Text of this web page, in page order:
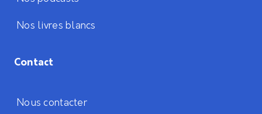
Nos livres blancs
Contact
Nous contacter